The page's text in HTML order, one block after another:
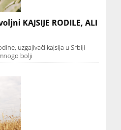
KAJSIJE RODILE, ALI
uzgajivači kajsija u Srbiji
bolji